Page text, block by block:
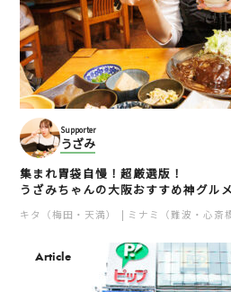
Supporter
うざみ
集まれ胃袋自慢！超厳選版！
うざみちゃんの大阪おすすめ神グル
キタ（梅田・天満） ミナミ（難波・心斎
Article